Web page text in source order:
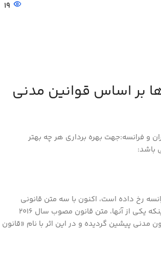
19
بر اساس قوانين مدني
و فرانسه:جهت بهره برداری هر چه بهتر
باشد:
رخ داده است، اکنون با سه متن قانونی
متفاوت پیرامون قانون مدنی فرانسه مواجه هستیم. توضیح اینکه یکی از آنها، متن قانون مصوب سال 2016
پیشین گردیده و در این اثر با نام «قانون